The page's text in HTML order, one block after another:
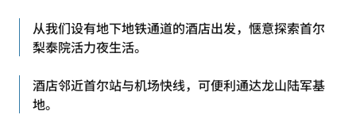
从我们设有地下地铁通道的酒店出发，惬意探索首尔
梨泰院活力夜生活。
酒店邻近首尔站与机场快线，可便利通达龙山陆军基
地。